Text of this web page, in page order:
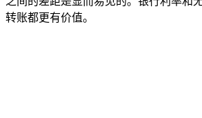
转账都更有价值。